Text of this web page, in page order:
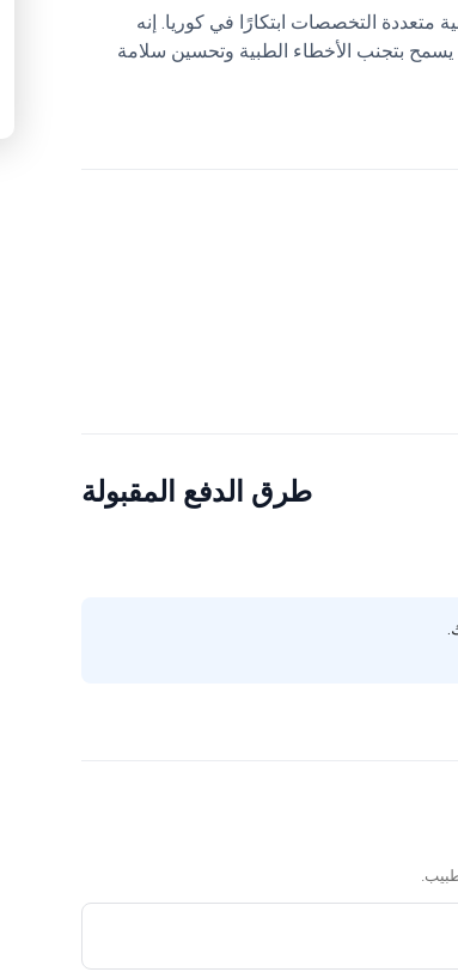
إنه
المستشفى الرقمي الأول في البلاد. تم تجهيز المستشفى بنظام BESTcare يسمح بتجنب الأخطاء الطبية وتحسين سلامة
طرق الدفع المقبولة